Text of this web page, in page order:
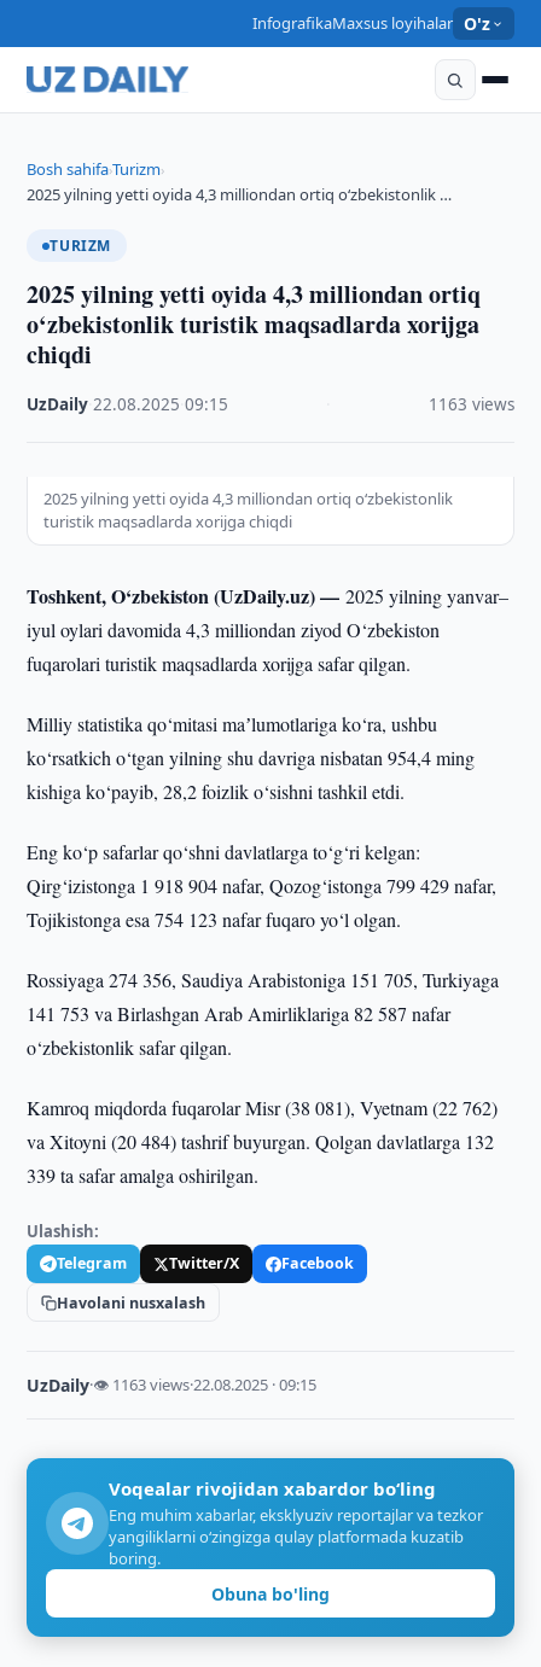
InfografikaMaxsus loyihalar O'z
Bosh sahifa›Turizm›
2025 yilning yetti oyida 4,3 milliondan ortiq o‘zbekistonlik …
TURIZM
2025 yilning yetti oyida 4,3 milliondan ortiq
o‘zbekistonlik turistik maqsadlarda xorijga
chiqdi
UzDaily ·22.08.2025 ·09:15 1163 views
2025 yilning yetti oyida 4,3 milliondan ortiq o‘zbekistonlik
turistik maqsadlarda xorijga chiqdi
Toshkent, O‘zbekiston (UzDaily.uz) —2025 yilning yanvar–
iyul oylari davomida 4,3 milliondan ziyod O‘zbekiston
fuqarolari turistik maqsadlarda xorijga safar qilgan.
Milliy statistika qo‘mitasi maʼlumotlariga ko‘ra, ushbu
ko‘rsatkich o‘tgan yilning shu davriga nisbatan 954,4 ming
kishiga ko‘payib, 28,2 foizlik o‘sishni tashkil etdi.
Eng ko‘p safarlar qo‘shni davlatlarga to‘g‘ri kelgan:
Qirg‘izistonga 1 918 904 nafar, Qozog‘istonga 799 429 nafar,
Tojikistonga esa 754 123 nafar fuqaro yo‘l olgan.
Rossiyaga 274 356, Saudiya Arabistoniga 151 705, Turkiyaga
141 753 va Birlashgan Arab Amirliklariga 82 587 nafar
o‘zbekistonlik safar qilgan.
Kamroq miqdorda fuqarolar Misr (38 081), Vyetnam (22 762)
va Xitoyni (20 484) tashrif buyurgan. Qolgan davlatlarga 132
339 ta safar amalga oshirilgan.
Ulashish:
Telegram Twitter/X
Facebook
Havolani nusxalash
UzDaily·👁 1163 views·22.08.2025 · 09:15
Voqealar rivojidan xabardor bo‘ling
Eng muhim xabarlar, eksklyuziv reportajlar va tezkor
yangiliklarni o‘zingizga qulay platformada kuzatib
boring.
Obuna bo'ling